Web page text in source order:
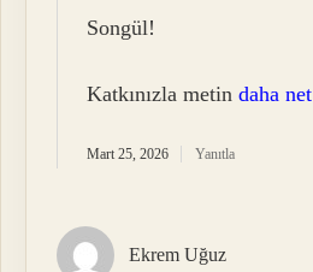
Songül!
Katkınızla metindaha net
Mart 25, 2026 Yanıtla
Ekrem Uğuz